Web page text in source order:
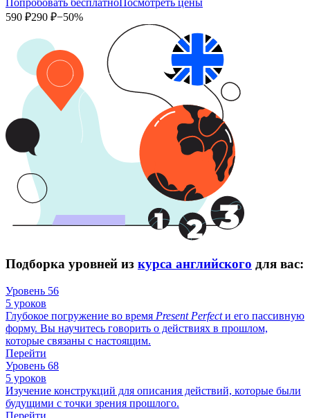
Попробовать бесплатно Посмотреть цены
590 ₽290 ₽−50%
Подборка уровней из курса английского для вас:
Уровень 56
5 уроков
Глубокое погружение во время Present Perfectи его пассивную
форму. Вы научитесь говорить о действиях в прошлом,
которые связаны с настоящим.
Перейти
Уровень 68
5 уроков
Изучение конструкций для описания действий, которые были
будущими с точки зрения прошлого.
Перейти